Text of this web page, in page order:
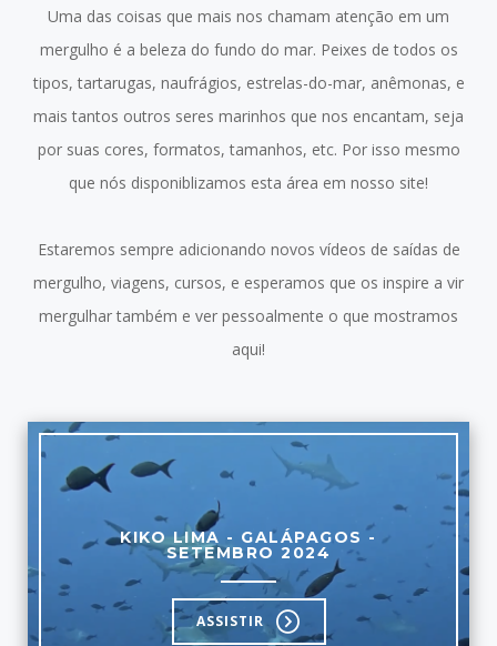
Uma das coisas que mais nos chamam atenção em um
mergulho é a beleza do fundo do mar. Peixes de todos os
tipos, tartarugas, naufrágios, estrelas-do-mar, anêmonas, e
mais tantos outros seres marinhos que nos encantam, seja
por suas cores, formatos, tamanhos, etc. Por isso mesmo
que nós disponiblizamos esta área em nosso site!
Estaremos sempre adicionando novos vídeos de saídas de
mergulho, viagens, cursos, e esperamos que os inspire a vir
mergulhar também e ver pessoalmente o que mostramos
aqui!
KIKO LIMA - GALÁPAGOS -
SETEMBRO 2024
ASSISTIR